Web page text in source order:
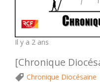
Il y a 2 ans
[Chronique
Chronique Diocésaine